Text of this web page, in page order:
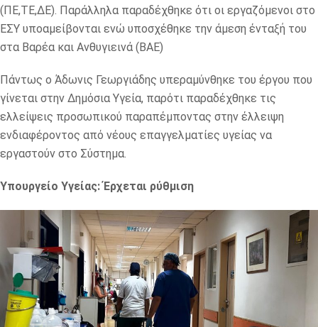
(ΠΕ,ΤΕ,ΔΕ). Παράλληλα παραδέχθηκε ότι οι εργαζόμενοι στο
ΕΣΥ υποαμείβονται ενώ υποσχέθηκε την άμεση ένταξή του
στα Βαρέα και Ανθυγιεινά (ΒΑΕ)
Πάντως ο Άδωνις Γεωργιάδης υπεραμύνθηκε του έργου που
γίνεται στην Δημόσια Υγεία, παρότι παραδέχθηκε τις
ελλείψεις προσωπικού παραπέμποντας στην έλλειψη
ενδιαφέροντος από νέους επαγγελματίες υγείας να
εργαστούν στο Σύστημα.
Υπουργείο Υγείας: Έρχεται ρύθμιση